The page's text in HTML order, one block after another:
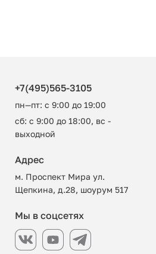
+7(495)565-3105
пн—пт: с 9:00 до 19:00
сб: с 9:00 до 18:00, вс -
выходной
Адрес
м. Проспект Мира ул.
Щепкина, д.28, шоурум 517
Мы в соцсетях